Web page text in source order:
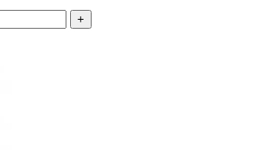
+